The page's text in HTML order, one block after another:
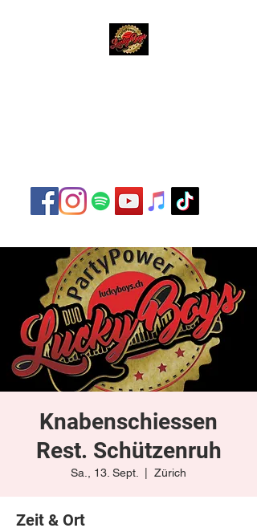
Knabenschiessen
Rest. Schützenruh
Sa., 13. Sept. Zürich
Zeit & Ort